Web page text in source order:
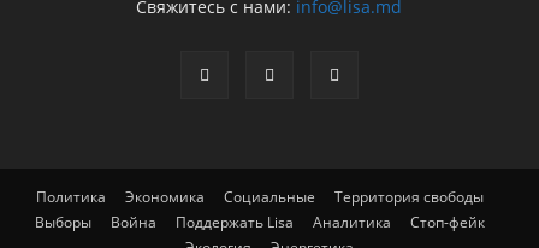
Свяжитесь с нами: info@lisa.md
Политика Экономика Социальные
Территория свободы
Выборы
Война Поддержать Lisa Аналитика
Стоп-фейк